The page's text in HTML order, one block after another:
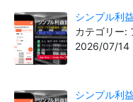
シンプル利
カテゴリー:
2026/07/14
シンプル利